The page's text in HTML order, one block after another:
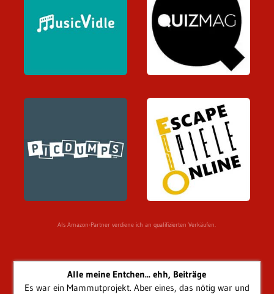
Als Amazon-Partner verdiene ich an qualifizierten Verkäufen.
Alle meine Entchen... ehh, Beiträge
Es war ein Mammutprojekt. Aber eines, das nötig war und